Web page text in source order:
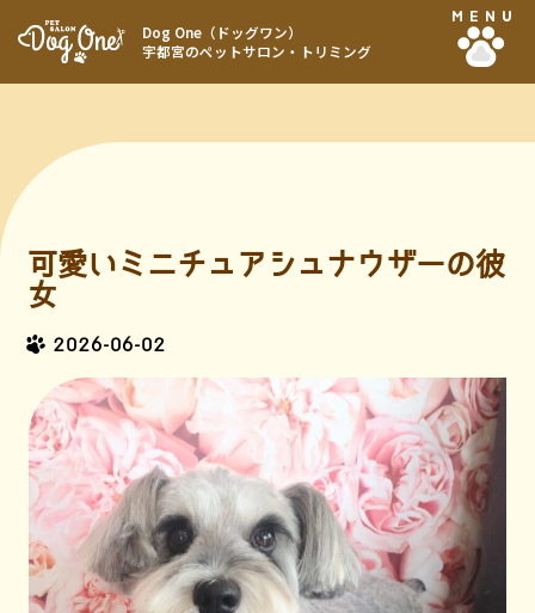
Dog One（ドッグワン）
宇都宮のペットサロン・トリミング
MENU
可愛いミニチュアシュナウザーの彼
女
2026-06-02